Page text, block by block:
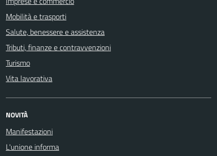
Mobilità e trasporti
Salute, benessere e assistenza
Tributi, finanze e contravvenzioni
Turismo
Vita lavorativa
NOVITÀ
Manifestazioni
L'unione informa